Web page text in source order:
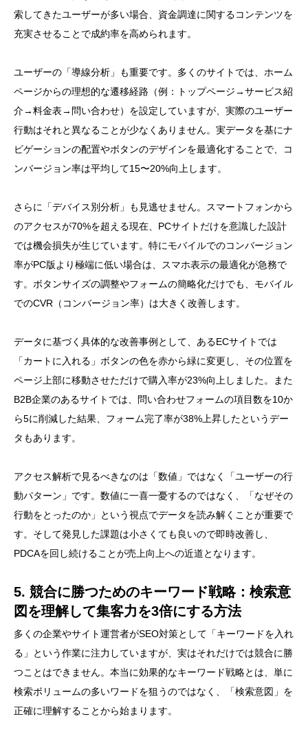
索してきたユーザーが多い場合、資金調達に関するコンテンツを
充実させることで成約率を高められます。
ユーザーの「導線分析」も重要です。多くのサイトでは、ホーム
ページからの理想的な遷移経路（例：トップページ→サービス紹
介→料金表→問い合わせ）を設定していますが、実際のユーザー
行動はそれと異なることが少なくありません。実データを基にナ
ビゲーションの配置やボタンのデザインを最適化することで、コ
ンバージョン率は平均して15〜20%向上します。
さらに「デバイス別分析」も見逃せません。スマートフォンから
のアクセスが70%を超える現在、PCサイトだけを意識した設計
では機会損失が生じています。特にモバイルでのコンバージョン
率がPC版より極端に低い場合は、スマホ表示の最適化が急務で
す。ボタンサイズの調整やフォームの簡略化だけでも、モバイル
でのCVR（コンバージョン率）は大きく改善します。
データに基づく具体的な改善事例として、あるECサイトでは
「カートに入れる」ボタンの色を赤から緑に変更し、その位置を
ページ上部に移動させただけで購入率が23%向上しました。また
B2B企業のあるサイトでは、問い合わせフォームの項目数を10か
ら5に削減した結果、フォーム完了率が38%上昇したというデー
タもあります。
アクセス解析で見るべきなのは「数値」ではなく「ユーザーの行
動パターン」です。数値に一喜一憂するのではなく、「なぜその
行動をとったのか」という視点でデータを読み解くことが重要で
す。そして発見した課題は小さくても良いので即時改善し、
PDCAを回し続けることが売上向上への近道となります。
5. 競合に勝つためのキーワード戦略：検索意
図を理解して集客力を3倍にする方法
多くの企業やサイト運営者がSEO対策として「キーワードを入れ
る」という作業に注力していますが、実はそれだけでは競合に勝
つことはできません。本当に効果的なキーワード戦略とは、単に
検索ボリュームの多いワードを狙うのではなく、「検索意図」を
正確に理解することから始まります。